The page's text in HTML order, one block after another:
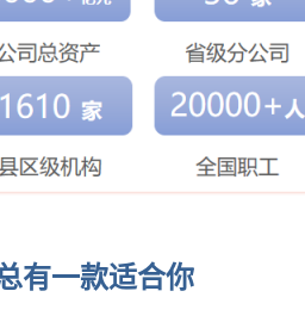
有一款适合你